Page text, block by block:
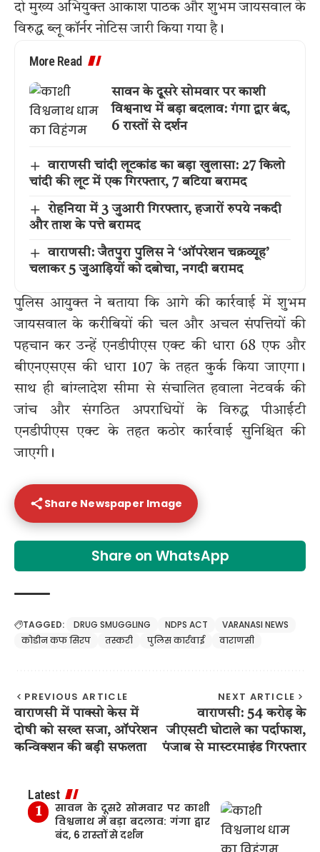
दो मुख्य अभियुक्त आकाश पाठक और शुभम जायसवाल के
विरुद्ध ब्लू कॉर्नर नोटिस जारी किया गया है।
More Read
सावन के दूसरे सोमवार पर काशी
विश्वनाथ में बड़ा बदलाव: गंगा द्वार बंद,
6 रास्तों से दर्शन
वाराणसी चांदी लूटकांड का बड़ा खुलासा: 27 किलो
चांदी की लूट में एक गिरफ्तार, 7 बटिया बरामद
रोहनिया में 3 जुआरी गिरफ्तार, हजारों रुपये नकदी
और ताश के पत्ते बरामद
वाराणसी: जैतपुरा पुलिस ने ‘ऑपरेशन चक्रव्यूह’
चलाकर 5 जुआड़ियों को दबोचा, नगदी बरामद
पुलिस आयुक्त ने बताया कि आगे की कार्रवाई में शुभम
जायसवाल के करीबियों की चल और अचल संपत्तियों की
पहचान कर उन्हें एनडीपीएस एक्ट की धारा 68 एफ और
बीएनएसएस की धारा 107 के तहत कुर्क किया जाएगा।
साथ ही बांग्लादेश सीमा से संचालित हवाला नेटवर्क की
जांच और संगठित अपराधियों के विरुद्ध पीआईटी
एनडीपीएस एक्ट के तहत कठोर कार्रवाई सुनिश्चित की
जाएगी।
Share Newspaper Image
Share on WhatsApp
TAGGED: DRUG SMUGGLING NDPS ACT
VARANASI NEWS
कोडीन कफ सिरप
तस्करी पुलिस कार्रवाई वाराणसी
PREVIOUS ARTICLE
वाराणसी में पाक्सो केस में
दोषी को सख्त सजा, ऑपरेशन
कन्विक्शन की बड़ी सफलता
NEXT ARTICLE
वाराणसी: 54 करोड़ के
जीएसटी घोटाले का पर्दाफाश,
पंजाब से मास्टरमाइंड गिरफ्तार
Latest
सावन के दूसरे सोमवार पर काशी
विश्वनाथ में बड़ा बदलाव: गंगा द्वार
बंद, 6 रास्तों से दर्शन